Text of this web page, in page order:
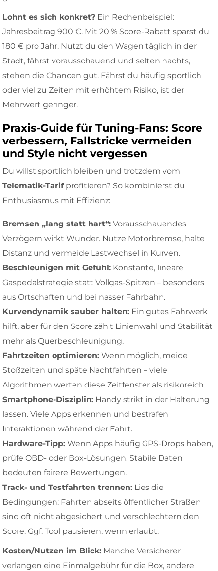
Lohnt es sich konkret? Ein Rechenbeispiel:
Jahresbeitrag 900 €. Mit 20 % Score-Rabatt sparst du
180 € pro Jahr. Nutzt du den Wagen täglich in der
Stadt, fährst vorausschauend und selten nachts,
stehen die Chancen gut. Fährst du häufig sportlich
oder viel zu Zeiten mit erhöhtem Risiko, ist der
Mehrwert geringer.
Praxis-Guide für Tuning-Fans: Score
verbessern, Fallstricke vermeiden
und Style nicht vergessen
Du willst sportlich bleiben und trotzdem vom
Telematik-Tarifprofitieren? So kombinierst du
Enthusiasmus mit Effizienz:
Bremsen „lang statt hart“: Vorausschauendes
Verzögern wirkt Wunder. Nutze Motorbremse, halte
Distanz und vermeide Lastwechsel in Kurven.
Beschleunigen mit Gefühl: Konstante, lineare
Gaspedalstrategie statt Vollgas-Spitzen – besonders
aus Ortschaften und bei nasser Fahrbahn.
Kurvendynamik sauber halten: Ein gutes Fahrwerk
hilft, aber für den Score zählt Linienwahl und Stabilität
mehr als Querbeschleunigung.
Fahrtzeiten optimieren: Wenn möglich, meide
Stoßzeiten und späte Nachtfahrten – viele
Algorithmen werten diese Zeitfenster als risikoreich.
Smartphone-Disziplin: Handy strikt in der Halterung
lassen. Viele Apps erkennen und bestrafen
Interaktionen während der Fahrt.
Hardware-Tipp: Wenn Apps häufig GPS-Drops haben,
prüfe OBD- oder Box-Lösungen. Stabile Daten
bedeuten fairere Bewertungen.
Track- und Testfahrten trennen: Lies die
Bedingungen: Fahrten abseits öffentlicher Straßen
sind oft nicht abgesichert und verschlechtern den
Score. Ggf. Tool pausieren, wenn erlaubt.
Kosten/Nutzen im Blick: Manche Versicherer
verlangen eine Einmalgebühr für die Box, andere